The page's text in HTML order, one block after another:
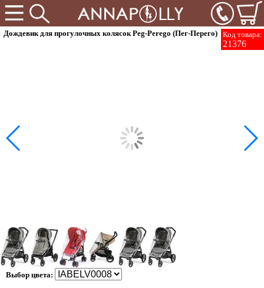
Код товара:
21376
Дождевик для прогулочных колясок Peg-Perego (Пег-Перего)
Выбор цвета: